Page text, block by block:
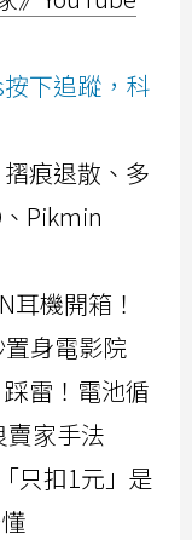
下追蹤，科
痕退散、多
Pikmin
耳機開箱！
身電影院
雷！電池循
家手法
只扣1元」是